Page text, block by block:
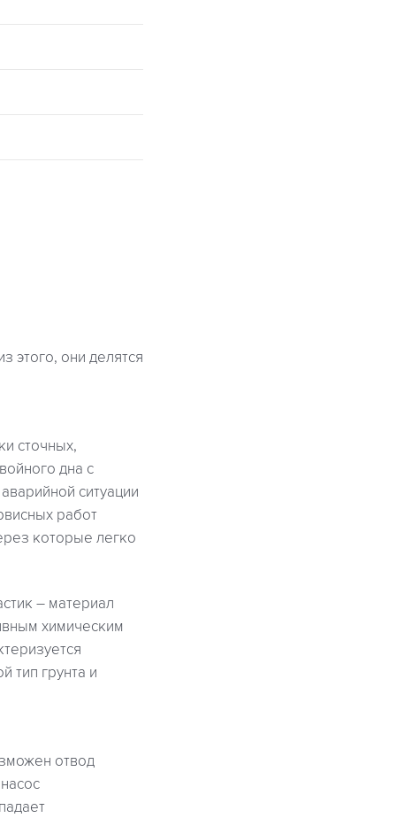
этого, они делятся
сточных,
дна с
ситуации
работ
которые легко
– материал
химическим
тип грунта и
отвод